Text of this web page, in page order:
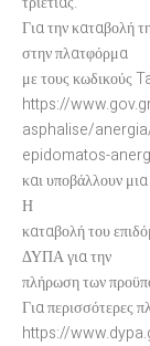
Για την καταβολή
στην πλατφόρμα
με τους κωδικούς
https://
asphalise/
epidomatos-
και υποβάλλουν
Η
καταβολή του
ΔΥΠΑ για την
πλήρωση των
Για περισσότερες
https://